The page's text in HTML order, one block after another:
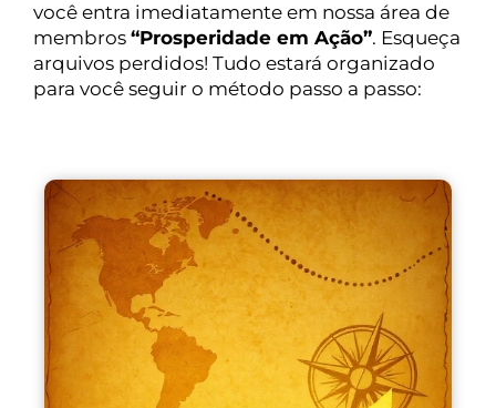
você entra imediatamente em nossa área de
membros “Prosperidade em Ação”. Esqueça
arquivos perdidos! Tudo estará organizado
para você seguir o método passo a passo: